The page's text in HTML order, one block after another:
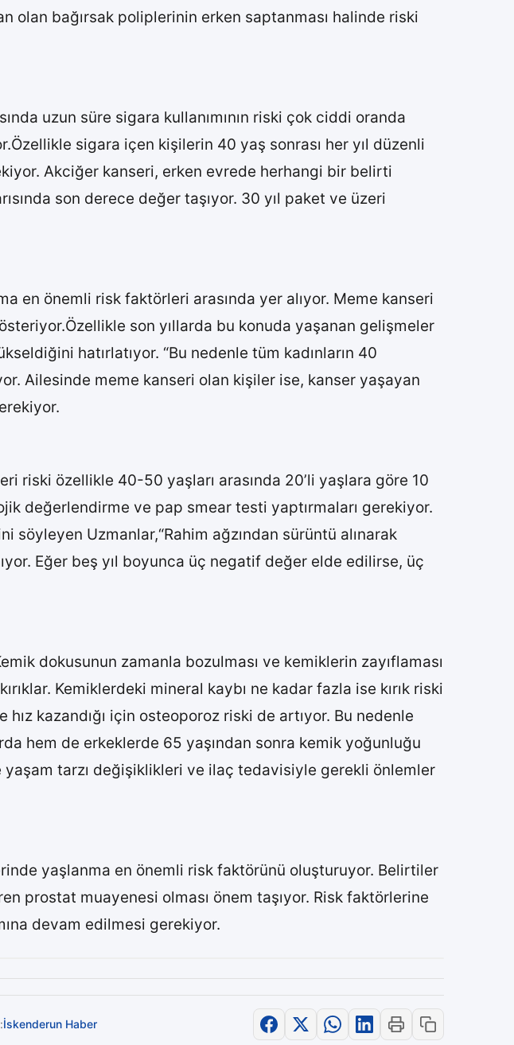
olan bağırsak poliplerinin erken saptanması halinde riski
uzun süre sigara kullanımının riski çok ciddi oranda
sigara içen kişilerin 40 yaş sonrası her yıl düzenli
Akciğer kanseri, erken evrede herhangi bir belirti
son derece değer taşıyor. 30 yıl paket ve üzeri
en önemli risk faktörleri arasında yer alıyor. Meme kanseri
son yıllarda bu konuda yaşanan gelişmeler
hatırlatıyor. “Bu nedenle tüm kadınların 40
Ailesinde meme kanseri olan kişiler ise, kanser yaşayan
riski özellikle 40-50 yaşları arasında 20’li yaşlara göre 10
değerlendirme ve pap smear testi yaptırmaları gerekiyor.
Uzmanlar,“Rahim ağzından sürüntü alınarak
Eğer beş yıl boyunca üç negatif değer elde edilirse, üç
dokusunun zamanla bozulması ve kemiklerin zayıflaması
Kemiklerdeki mineral kaybı ne kadar fazla ise kırık riski
kazandığı için osteoporoz riski de artıyor. Bu nedenle
hem de erkeklerde 65 yaşından sonra kemik yoğunluğu
yaşam tarzı değişiklikleri ve ilaç tedavisiyle gerekli önlemler
yaşlanma en önemli risk faktörünü oluşturuyor. Belirtiler
prostat muayenesi olması önem taşıyor. Risk faktörlerine
devam edilmesi gerekiyor.
İskenderun Haber